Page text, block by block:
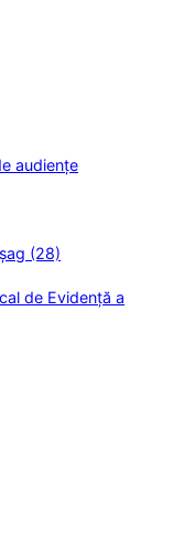
audiențe
(28)
de Evidență a